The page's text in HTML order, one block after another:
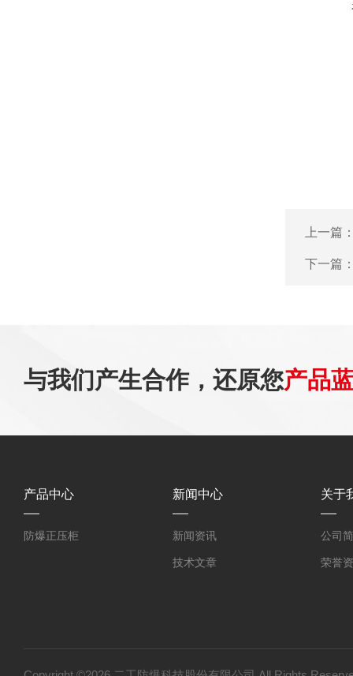
上一篇
下一篇
与我们产生合作，还原您产品
产品中心
防爆正压柜
新闻中心
新闻资讯
技术文章
关于
公司
荣誉